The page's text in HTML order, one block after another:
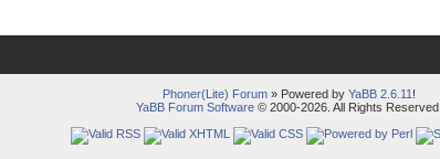
Phoner(Lite) Forum» Powered by YaBB 2.6.11 !
YaBB Forum Software© 2000-2026. All Rights Reserved.